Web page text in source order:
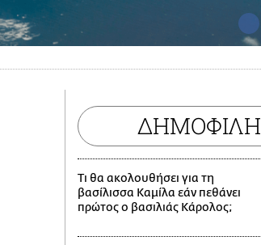
ΔΗΜΟΦΙΛΗ
Τι θα ακολουθήσει για τη
βασίλισσα Καμίλα εάν πεθάνει
πρώτος ο βασιλιάς Κάρολος;